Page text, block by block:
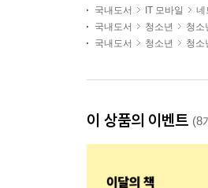
국내도서 IT 모바일 네
국내도서
청소년
청소
국내도서
청소년 청소
이 상품의 이벤트 (8